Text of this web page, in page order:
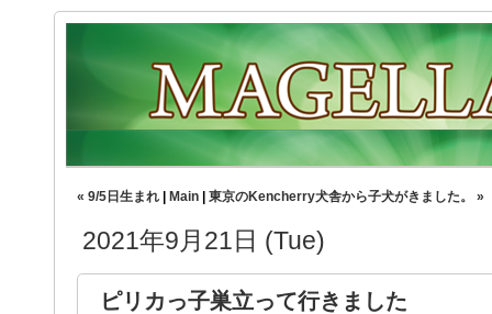
« 9/5日生まれ Main 東京のKencherry犬舎から子犬がきました。 »
2021年9月21日 (Tue)
ピリカっ子巣立って行きました